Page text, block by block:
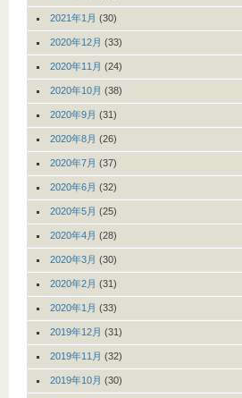
2021年1月 (30)
2020年12月 (33)
2020年11月 (24)
2020年10月 (38)
2020年9月 (31)
2020年8月 (26)
2020年7月 (37)
2020年6月 (32)
2020年5月 (25)
2020年4月 (28)
2020年3月 (30)
2020年2月 (31)
2020年1月 (33)
2019年12月 (31)
2019年11月 (32)
2019年10月 (30)